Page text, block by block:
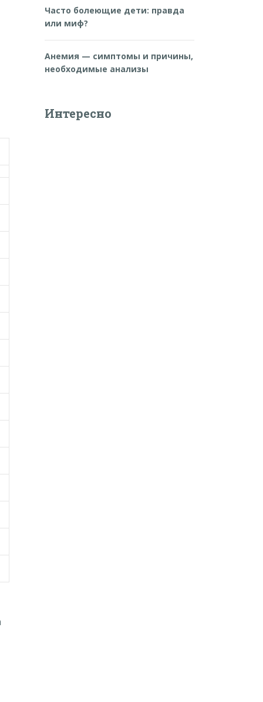
Часто болеющие дети: правда
или миф?
Анемия — симптомы и причины,
необходимые анализы
Интересно